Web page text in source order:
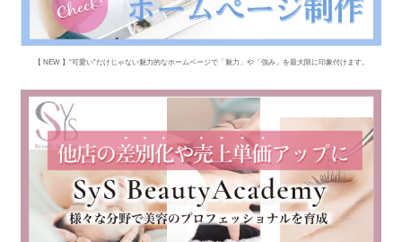
【 NEW 】“可愛い”だけじゃない魅力的なホームページで「魅力」や「強み」を最大限に印象付けます。